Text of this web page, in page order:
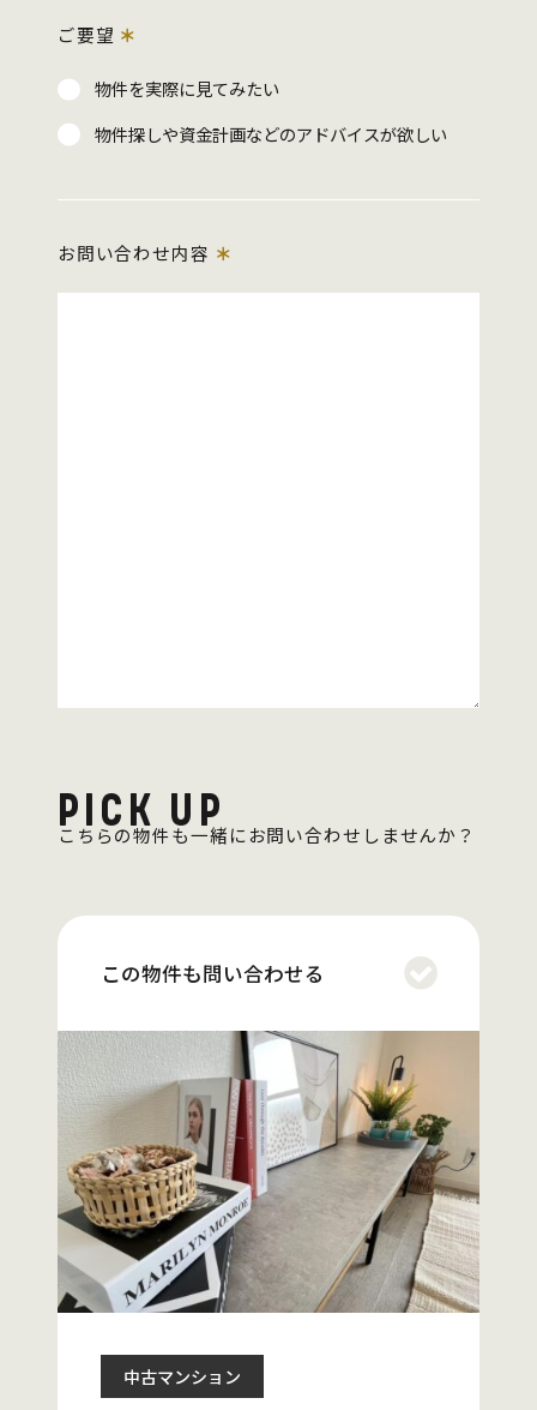
ご要望 ＊
物件を実際に見てみたい
物件探しや資金計画などのアドバイスが欲しい
お問い合わせ内容 ＊
PICK UP
こちらの物件も一緒にお問い合わせしませんか？
この物件も問い合わせる
中古マンション